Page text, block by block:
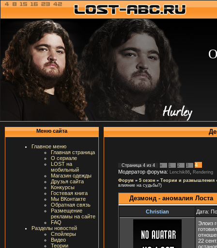
Меню сайта
Главное меню
Главная страница
О сериале
LOST на
мобильный
Магазин одежды
Друзья сайта
Конкурсы
Гостевая книга
Мы ВКонтакте
Обратная связь
Размещение
рекламы на сайте
FAQ
Разделы новостей
Спойлеры
Видео
Теории
Страница 4 из 4 « 1 2 3
4
Модератор форума:
Lenchik86
Rendering
Форум » 5 сезон » Теории и размышления
влияние на судьбы?)
Дезмонд - аномалия Лоста
Christian Дата:
Элоиз
22